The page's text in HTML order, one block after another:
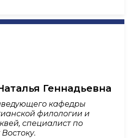
Геннадьевна
кафедры
филологии и
специалист по